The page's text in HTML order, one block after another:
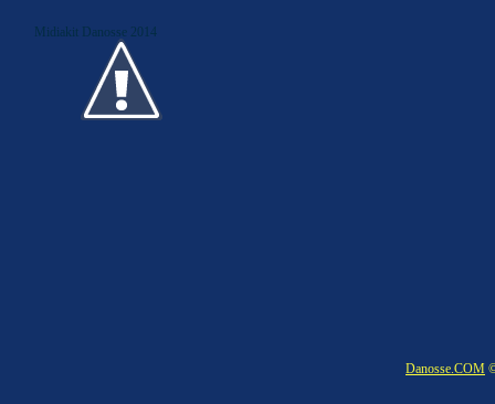
Midiakit Danosse 2014
Danosse.COM